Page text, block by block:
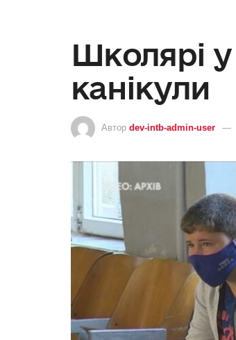
Школярі у
канікули
Автор dev-intb-admin-user